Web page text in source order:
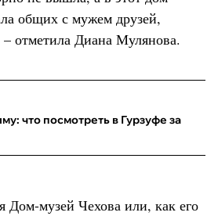
общих с мужем друзей,
отметила Диана Мулянова.
что посмотреть в Гурзуфе за
Дом-музей Чехова или, как его